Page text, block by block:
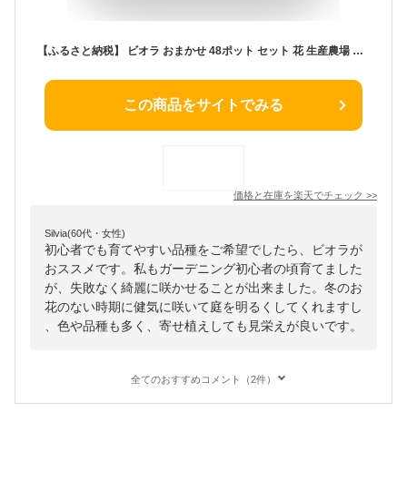
【ふるさと納税】 ビオラ おまかせ 48ポット セット 花 生産農場 直送 寄せ植え ガーデニング 観葉植物 緑 はな hana 苗 びおら ハナ biora グリーン ぐりーん 生花 しょくぶつ スタンド花 プランター ベランダ 庭 季節 庭づくり 花苗 植物 渡辺花園 神奈川 湘南 藤沢
この商品をサイトでみる
価格と在庫を楽天でチェック >>
Silvia(60代・女性)
初心者でも育てやすい品種をご希望でしたら、ビオラが
おススメです。私もガーデニング初心者の頃育てました
が、失敗なく綺麗に咲かせることが出来ました。冬のお
花のない時期に健気に咲いて庭を明るくしてくれますし
、色や品種も多く、寄せ植えしても見栄えが良いです。
全てのおすすめコメント（2件）